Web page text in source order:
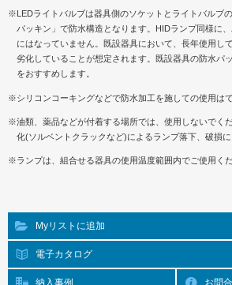
※LEDライトバルブは器具側のソケットとライトバルブ
パッキン」で防水構造となります。HIDランプ同様に
にはなっていません。既設器具において、長年使用し
劣化していることが想定されます。既設器具の防水パ
をおすすめします。
※シリコンコーキングなどで防水加工を施しての使用はで
※油類、薬品などが付着する場所では、使用しないでく
化(ソルベントクラックなど)によるランプ落下、破損に
※ランプは、組合せる器具の使用温度範囲内でご使用くだ
Myリストに追加
電子カタログ
納入事例 お問